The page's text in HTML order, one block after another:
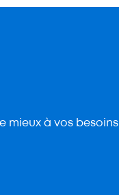
mieux à vos besoins.